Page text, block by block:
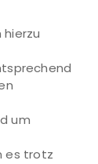
um
es trotz